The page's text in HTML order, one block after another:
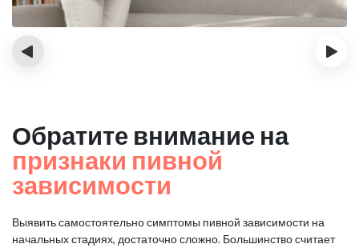
‹ ›
Обратите внимание на
признаки пивной
зависимости
Выявить самостоятельно симптомы пивной зависимости на
начальных стадиях, достаточно сложно. Большинство считает